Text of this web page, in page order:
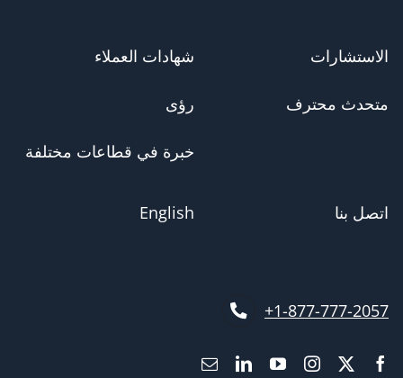
الاستشارات
متحدث محترف
شهادات العملاء
رؤى
خبرة في قطاعات مختلفة
اتصل بنا English
1-877-777-2057+